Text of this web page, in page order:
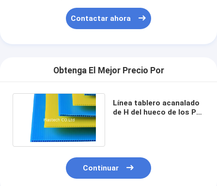
Contactar ahora
Obtenga El Mejor Precio Por
Línea tablero acanalado
de H del hueco de los PP
Continuar